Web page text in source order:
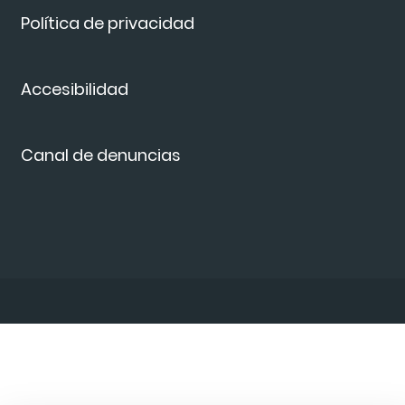
Política de privacidad
Accesibilidad
Canal de denuncias